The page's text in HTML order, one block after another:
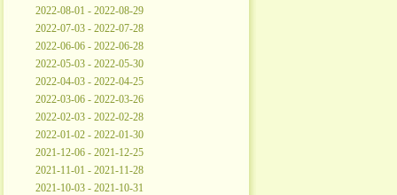
2022-08-01 - 2022-08-29
2022-07-03 - 2022-07-28
2022-06-06 - 2022-06-28
2022-05-03 - 2022-05-30
2022-04-03 - 2022-04-25
2022-03-06 - 2022-03-26
2022-02-03 - 2022-02-28
2022-01-02 - 2022-01-30
2021-12-06 - 2021-12-25
2021-11-01 - 2021-11-28
2021-10-03 - 2021-10-31